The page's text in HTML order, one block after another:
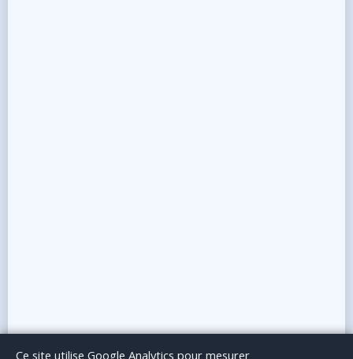
Le BlogPublicité Articles invitésMentions Légales
Ce site utilise Google Analytics pour mesurer